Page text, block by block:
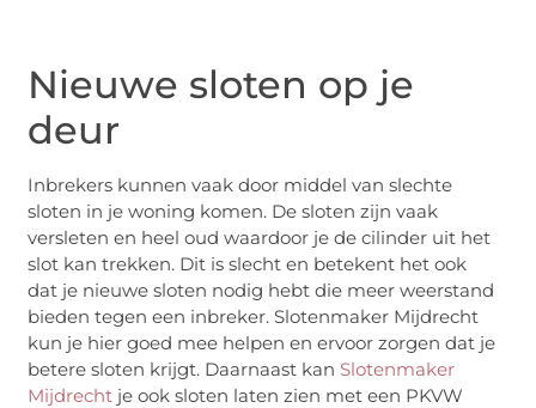
Nieuwe sloten op je
deur
Inbrekers kunnen vaak door middel van slechte
sloten in je woning komen. De sloten zijn vaak
versleten en heel oud waardoor je de cilinder uit het
slot kan trekken. Dit is slecht en betekent het ook
dat je nieuwe sloten nodig hebt die meer weerstand
bieden tegen een inbreker. Slotenmaker Mijdrecht
kun je hier goed mee helpen en ervoor zorgen dat je
betere sloten krijgt. Daarnaast kan Slotenmaker
Mijdrecht je ook sloten laten zien met een PKVW